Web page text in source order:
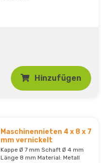
Hinzufügen
Maschinennieten 4 x 8 x 7
mm vernickelt
Kappe Ø 7 mm Schaft Ø 4 mm
Länge 8 mm Material: Metall